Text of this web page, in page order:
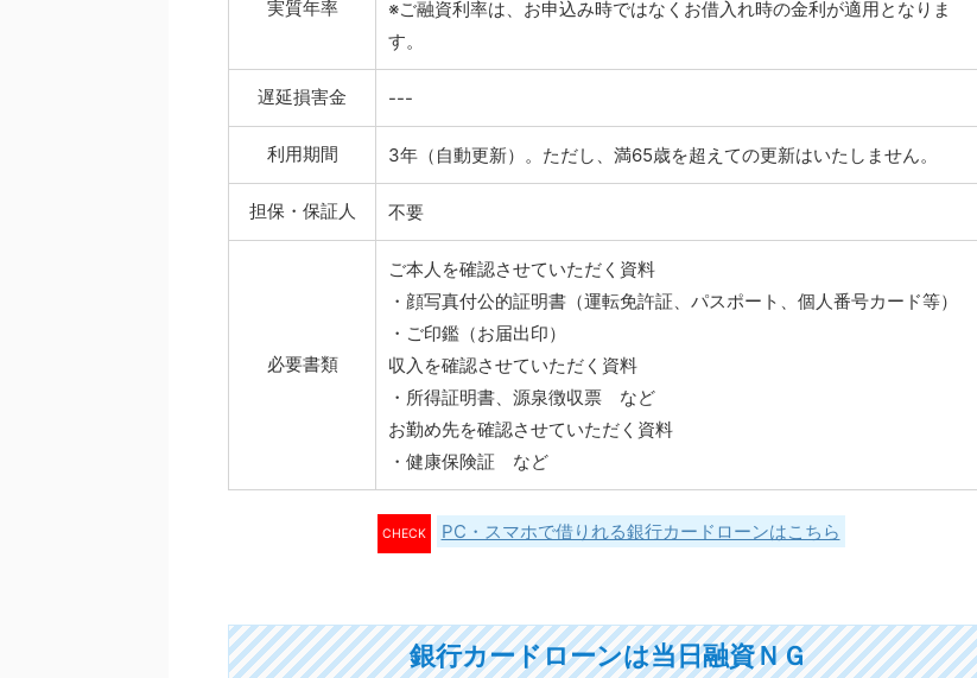
実質年率
※ご融資利率は、お申込み時ではなくお借入れ時の金利が適用となりま
す。
遅延損害金 ---
利用期間 3年（自動更新）。ただし、満65歳を超えての更新はいたしません。
担保・保証人 不要
必要書類
ご本人を確認させていただく資料
・顔写真付公的証明書（運転免許証、パスポート、個人番号カード等）
・ご印鑑（お届出印）
収入を確認させていただく資料
・所得証明書、源泉徴収票 など
お勤め先を確認させていただく資料
・健康保険証 など
CHECK PC・スマホで借りれる銀行カードローンはこちら
銀行カードローンは当日融資ＮＧ